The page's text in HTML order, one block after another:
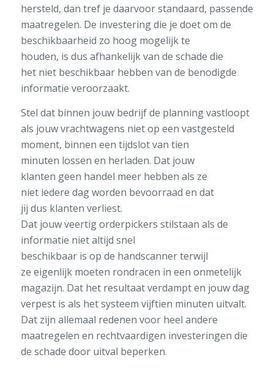
hersteld, dan tref je daarvoorstandaard, passende
maatregelen. De investering die je doetom de
beschikbaarheid zo hoog mogelijk te
houden, is dus afhankelijk van de schade die
het nietbeschikbaar hebben van de benodigde
informatie veroorzaakt.
Stel dat binnen jouw bedrijfde planning vastloopt
als jouw vrachtwagens nietop een vastgesteld
moment, binnen een tijdslotvan tien
minuten lossen en herladen. Dat jouw
klanten geen handel meer hebben als ze
niet iedere dag worden bevoorraad en dat
jij dus klanten verliest.
Dat jouw veertigorderpickers stilstaan als de
informatie niet altijd snel
beschikbaar is op de handscannerterwijl
ze eigenlijk moeten rondracen in een onmetelijk
magazijn. Dat het resultaat verdampt en jouw dag
verpest is als het systeem vijftien minuten uitvalt.
Dat zijn allemaal redenen voor heel andere
maatregelen en rechtvaardigen investeringen die
de schade door uitval beperken.